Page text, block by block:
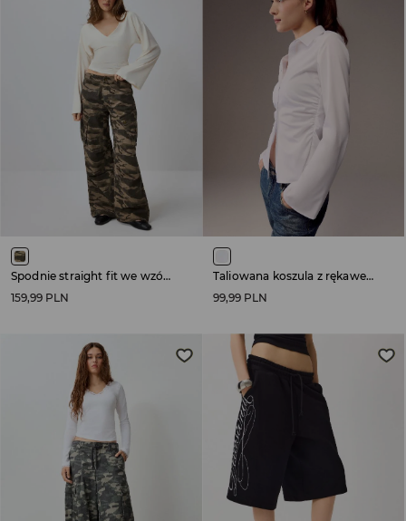
Spodnie straight fit we wzór camo z kieszeniami cargo
159,99 PLN
Taliowana koszula z rękawem typu bell sleeve biała
99,99 PLN